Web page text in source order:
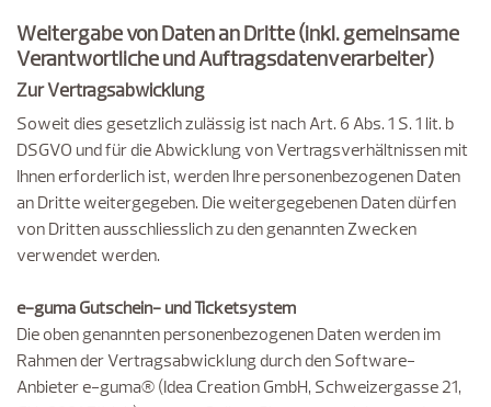
Weitergabe von Daten an Dritte (inkl. gemeinsame
Verantwortliche und Auftragsdatenverarbeiter)
Zur Vertragsabwicklung
Soweit dies gesetzlich zulässig ist nach Art. 6 Abs. 1 S. 1 lit. b
DSGVO und für die Abwicklung von Vertragsverhältnissen mit
Ihnen erforderlich ist, werden Ihre personenbezogenen Daten
an Dritte weitergegeben. Die weitergegebenen Daten dürfen
von Dritten ausschliesslich zu den genannten Zwecken
verwendet werden.
e-guma Gutschein- und Ticketsystem
Die oben genannten personenbezogenen Daten werden im
Rahmen der Vertragsabwicklung durch den Software-
Anbieter e-guma® (Idea Creation GmbH, Schweizergasse 21,